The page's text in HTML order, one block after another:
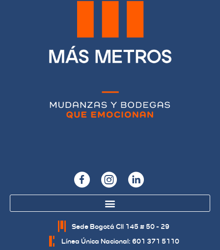
Sede Bogotá Cll 145 # 50 - 29
Línea Única Nacional: 601 371 5110